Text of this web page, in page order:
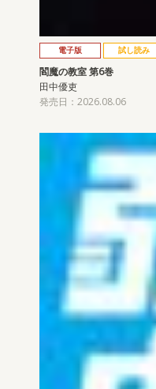
電子版 試し読み
閻魔の教室 第6巻
田中優吏
発売日：2026.08.06